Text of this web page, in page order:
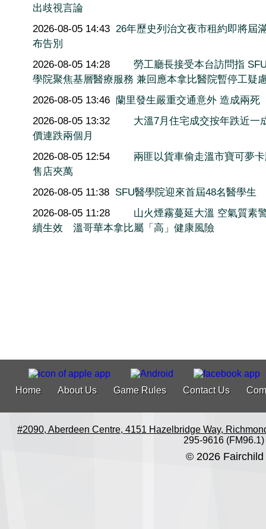
出歧視言論
2026-08-05 14:43 26年歷史列治文夜市租約即將屆
布告別
2026-08-05 14:28
勞工廳長接受本台訪問指
學院聚焦基層醫療服務 兼回應本拿比醫院暫停工疑
2026-08-05 13:46 蘭里發生嚴重交通意外 造成兩死
2026-08-05 13:32
大溫7月住宅成交按年跌近
價連跌兩個月
2026-08-05 12:54
兩匪以貨車偷走溫市寶可夢
售店夾萬
2026-08-05 11:38 SFU醫學院迎來首屆48名醫學生
2026-08-05 11:28
山火煙霧蔓延大溫 空氣質素
續生效 溫哥華本拿比屬「高」健康風險
Home About Us Game Rules Contact Us
#2090, Aberdeen Centre, 4151 Hazelbridge Way,
295-9616 (FM96.1)
© 2026 Fairchild